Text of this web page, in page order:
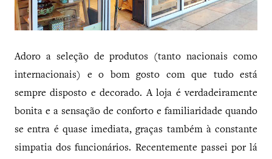
Adoro a seleção de produtos (tanto nacionais como
internacionais) e o bom gosto com que tudo está
sempre disposto e decorado. A loja é verdadeiramente
bonita e a sensação de conforto e familiaridade quando
se entra é quase imediata, graças também à constante
simpatia dos funcionários. Recentemente passei por lá